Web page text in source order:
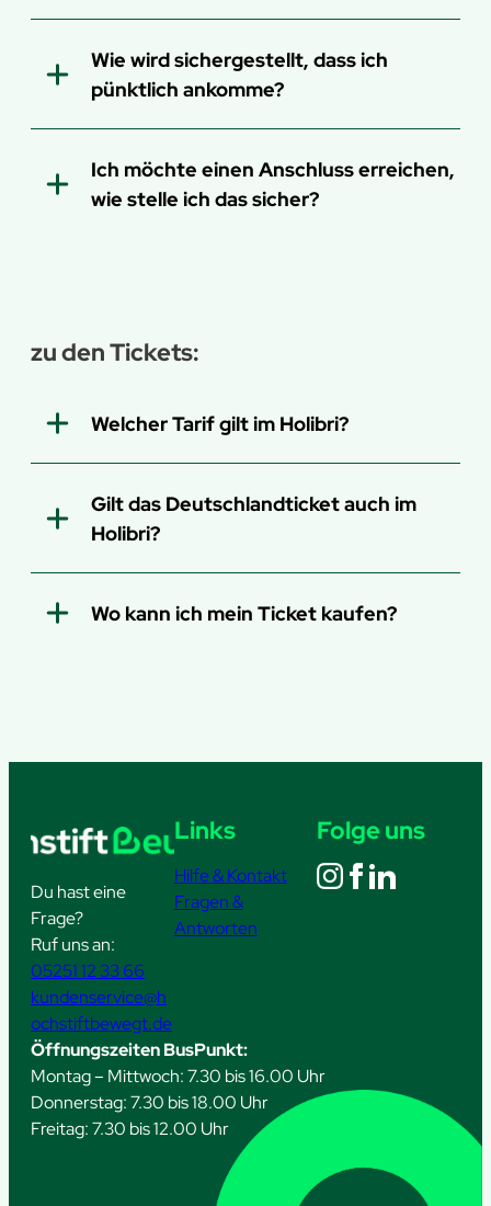
Wie wird sichergestellt, dass ich
pünktlich ankomme?
Ich möchte einen Anschluss erreichen,
wie stelle ich das sicher?
zu den Tickets:
Welcher Tarif gilt im Holibri?
Gilt das Deutschlandticket auch im
Holibri?
Wo kann ich mein Ticket kaufen?
Du hast eine
Frage?
Ruf uns an:
05251 12 33 66
kundenservice@h
ochstiftbewegt.de
Links
Hilfe & Kontakt
Fragen &
Antworten
Folge uns
Öffnungszeiten BusPunkt:
Montag – Mittwoch: 7.30 bis 16.00 Uhr
Donnerstag: 7.30 bis 18.00 Uhr
Freitag: 7.30 bis 12.00 Uhr